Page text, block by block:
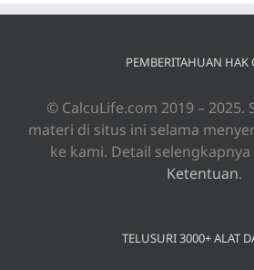
PEMBERITAHUAN HAK
© CalcuLife.com 2019 – 2025.
materi di situs ini selama
ke kami. Detail selengkapnya
Ketentuan.
TELUSURI 3000+ ALAT